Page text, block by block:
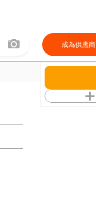
成為供應商